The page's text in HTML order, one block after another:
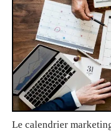
Le calendrier